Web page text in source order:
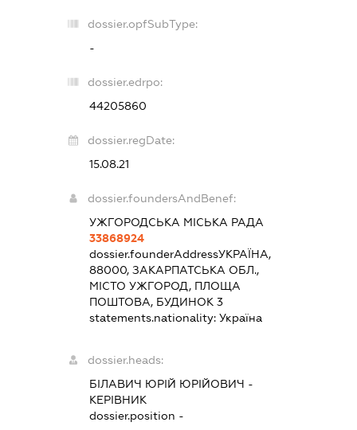
dossier.opfSubType:
-
dossier.edrpo:
44205860
dossier.regDate:
15.08.21
dossier.foundersAndBenef:
УЖГОРОДСЬКА МІСЬКА РАДА
33868924
dossier.founderAddressУКРАЇНА,
88000, ЗАКАРПАТСЬКА ОБЛ.,
МІСТО УЖГОРОД, ПЛОЩА
ПОШТОВА, БУДИНОК 3
statements.nationality: Україна
dossier.heads:
БІЛАВИЧ ЮРІЙ ЮРІЙОВИЧ -
КЕРІВНИК
dossier.position -